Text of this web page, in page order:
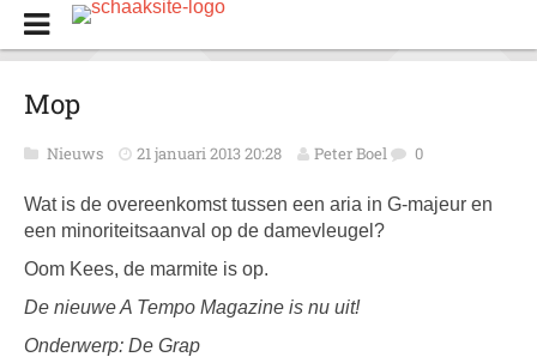
Mop
Nieuws 21 januari 2013 20:28 Peter Boel 0
Wat is de overeenkomst tussen een aria in G-majeur en
een minoriteitsaanval op de damevleugel?
Oom Kees, de marmite is op.
De nieuwe A Tempo Magazine is nu uit!
Onderwerp: De Grap